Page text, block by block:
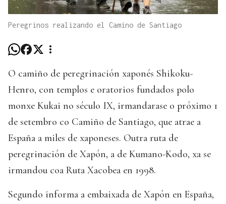
Peregrinos realizando el Camino de Santiago
O camiño de peregrinación xaponés Shikoku-
Henro, con templos e oratorios fundados polo
monxe Kukai no século IX, irmandarase o próximo 1
de setembro co Camiño de Santiago, que atrae a
España a miles de xaponeses. Outra ruta de
peregrinación de Xapón, a de Kumano-Kodo, xa se
irmandou coa Ruta Xacobea en 1998.
Segundo informa a embaixada de Xapón en España,